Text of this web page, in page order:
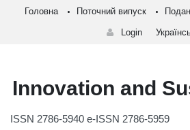
Головна Поточний випуск
Login
Innovation and
ISSN 2786-5940 e-ISSN 2786-5959